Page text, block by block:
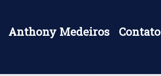
Anthony Medeiros Contato